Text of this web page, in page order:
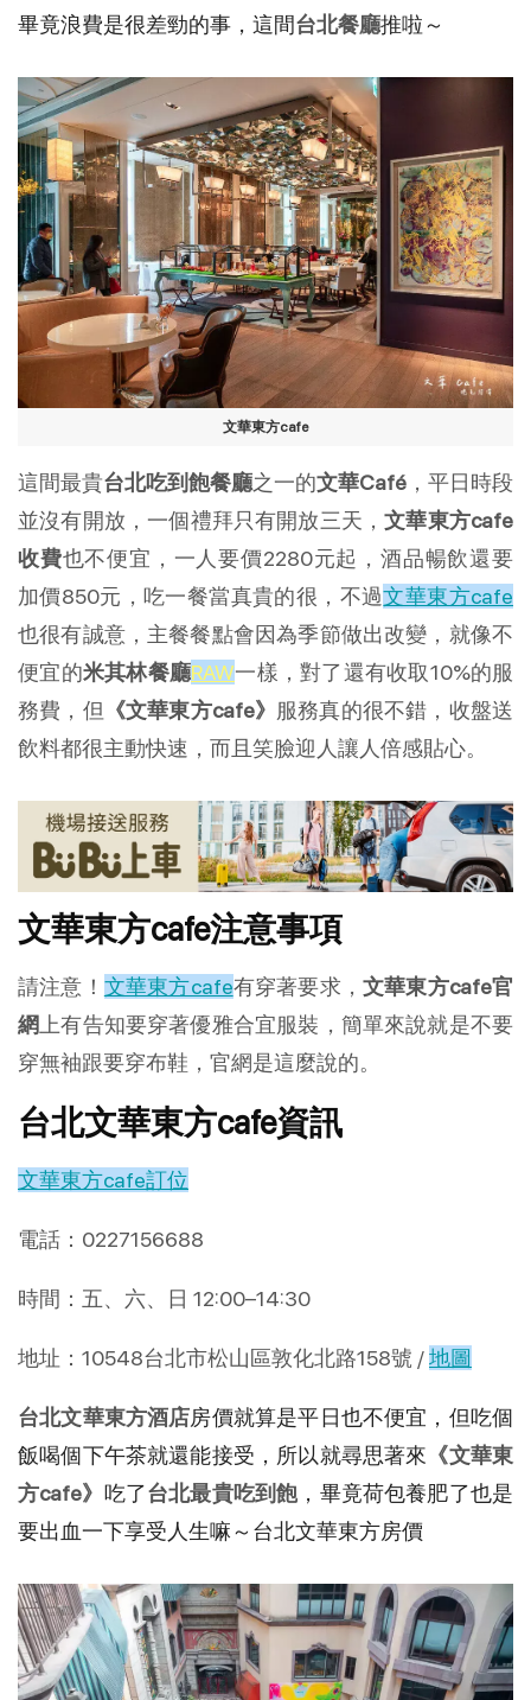
畢竟浪費是很差勁的事，這間台北餐廳推啦～
文華東方cafe
這間最貴台北吃到飽餐廳之一的文華Café ，平日時段
並沒有開放，一個禮拜只有開放三天，文華東方cafe
收費也不便宜，一人要價2280元起，酒品暢飲還要
加價850元，吃一餐當真貴的很，不過文華東方cafe
也很有誠意，主餐餐點會因為季節做出改變，就像不
便宜的米其林餐廳RAW一樣，對了還有收取10%的服
務費，但 《文華東方cafe》 服務真的很不錯，收盤送
飲料都很主動快速，而且笑臉迎人讓人倍感貼心。
文華東方cafe注意事項
請注意！ 文華東方cafe有穿著要求，文華東方cafe官
網 上有告知要穿著優雅合宜服裝，簡單來說就是不要
穿無袖跟要穿布鞋，官網是這麼說的。
台北文華東方cafe資訊
文華東方cafe訂位
電話：0227156688
時間：五、六、日 12:00–14:30
地址：10548台北市松山區敦化北路158號 /地圖
台北文華東方酒店房價就算是平日也不便宜，但吃個
飯喝個下午茶就還能接受，所以就尋思著來 《文華東
方cafe》 吃了台北最貴吃到飽 ，畢竟荷包養肥了也是
要出血一下享受人生嘛～台北文華東方房價